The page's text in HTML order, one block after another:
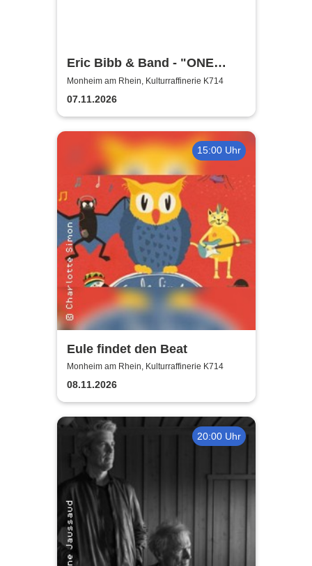
Eric Bibb & Band - "ONE
MISSISSIPPI" World Tour
2026
Monheim am Rhein, Kulturraffinerie K714
07.11.2026
15:00 Uhr
Eule findet den Beat
Monheim am Rhein, Kulturraffinerie K714
08.11.2026
20:00 Uhr